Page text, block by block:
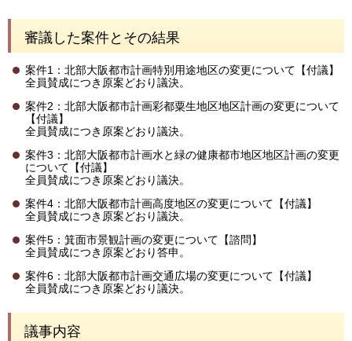
審議した案件とその結果
案件1：北部大阪都市計画特別用途地区の変更について【付議】
全員賛成につき原案どおり議決。
案件2：北部大阪都市計画彩都粟生地区地区計画の変更について
【付議】
全員賛成につき原案どおり議決。
案件3：北部大阪都市計画水と緑の健康都市地区地区計画の変更
について【付議】
全員賛成につき原案どおり議決。
案件4：北部大阪都市計画高度地区の変更について【付議】
全員賛成につき原案どおり議決。
案件5：箕面市景観計画の変更について【諮問】
全員賛成につき原案どおり答申。
案件6：北部大阪都市計画交通広場の変更について【付議】
全員賛成につき原案どおり議決。
議事内容